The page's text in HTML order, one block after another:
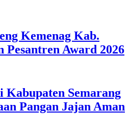
Kemenag Kab.
Pesantren Award 2026
Semarang
Pangan Jajan Aman